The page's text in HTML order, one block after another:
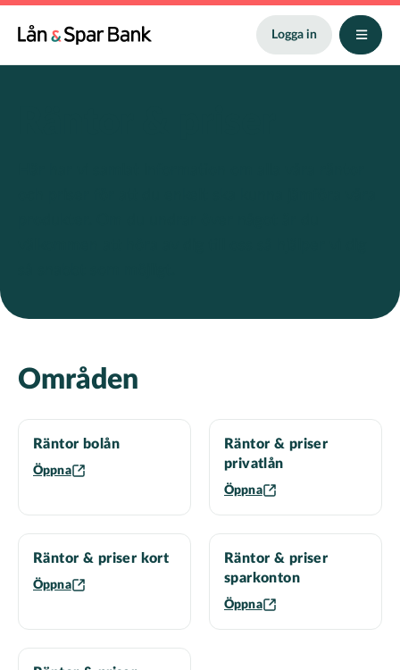
Hoppa
Logga in
Områden
Räntor bolån
Öppna
Räntor & priser
privatlån
Öppna
Räntor & priser kort
Öppna
Räntor & priser
sparkonton
Öppna